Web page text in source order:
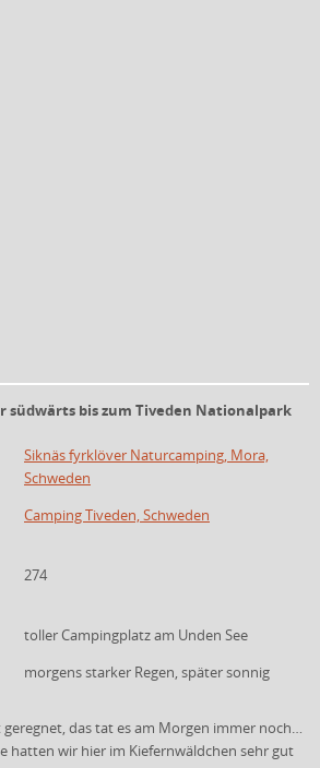
südwärts bis zum Tiveden Nationalpark
Siknäs fyrklöver Naturcamping, Mora,
Schweden
Camping Tiveden, Schweden
274
toller Campingplatz am Unden See
morgens starker Regen, später sonnig
geregnet, das tat es am Morgen immer noch…
hatten wir hier im Kiefernwäldchen sehr gut